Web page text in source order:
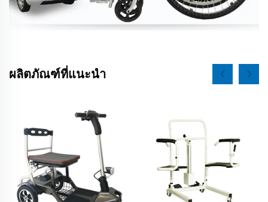
ผลิตภัณฑ์ที่แนะนำ